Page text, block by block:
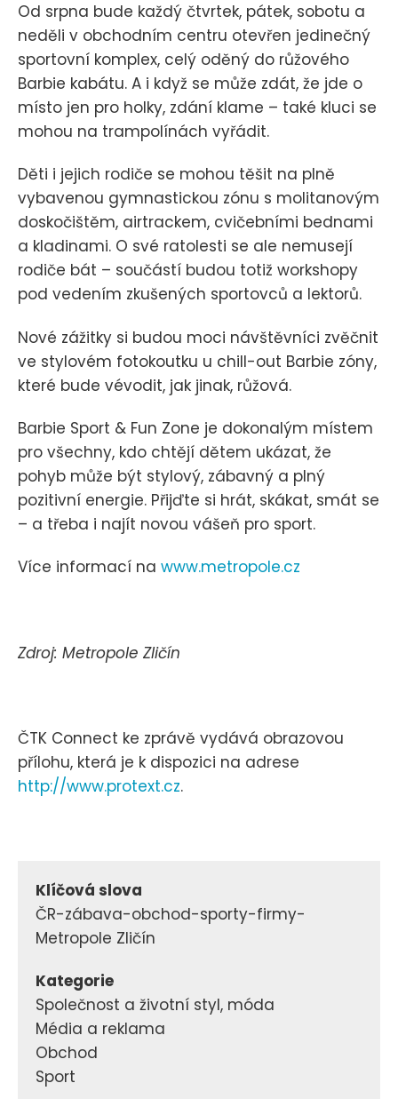
Od srpna bude každý čtvrtek, pátek, sobotu a
neděli v obchodním centru otevřen jedinečný
sportovní komplex, celý oděný do růžového
Barbie kabátu. A i když se může zdát, že jde o
místo jen pro holky, zdání klame – také kluci se
mohou na trampolínách vyřádit.
Děti i jejich rodiče se mohou těšit na plně
vybavenou gymnastickou zónu s molitanovým
doskočištěm, airtrackem, cvičebními bednami
a kladinami. O své ratolesti se ale nemusejí
rodiče bát – součástí budou totiž workshopy
pod vedením zkušených sportovců a lektorů.
Nové zážitky si budou moci návštěvníci zvěčnit
ve stylovém fotokoutku u chill-out Barbie zóny,
které bude vévodit, jak jinak, růžová.
Barbie Sport & Fun Zone je dokonalým místem
pro všechny, kdo chtějí dětem ukázat, že
pohyb může být stylový, zábavný a plný
pozitivní energie. Přijďte si hrát, skákat, smát se
– a třeba i najít novou vášeň pro sport.
Více informací na www.metropole.cz
Zdroj: Metropole Zličín
ČTK Connect ke zprávě vydává obrazovou
přílohu, která je k dispozici na adrese
http://www.protext.cz.
Klíčová slova
ČR-zábava-obchod-sporty-firmy-
Metropole Zličín
Kategorie
Společnost a životní styl, móda
Média a reklama
Obchod
Sport